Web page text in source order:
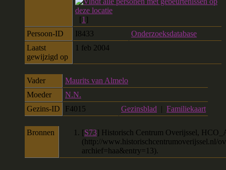
[1]
Persoon-ID
I8433
Onderzoeksdatabase
Laatst
gewijzigd op
1 feb 2004
Vader
Maurits van Almelo
Moeder
N.N.
Gezins-ID
F4015 Gezinsblad | Familiekaart
Bronnen [S73] Historisch Centrum Overijssel,
(http://www.historischcentrumoverijssel.nl/
archief=haa&entry=13).